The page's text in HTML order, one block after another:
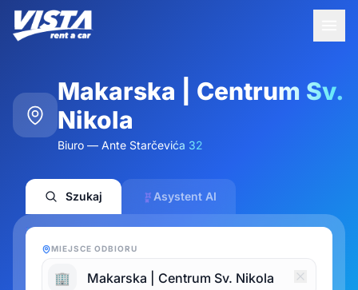
Makarska | Centrum Sv.
Nikola
Biuro — Ante Starčevića 32
Szukaj Asystent AI
MIEJSCE ODBIORU
🏢